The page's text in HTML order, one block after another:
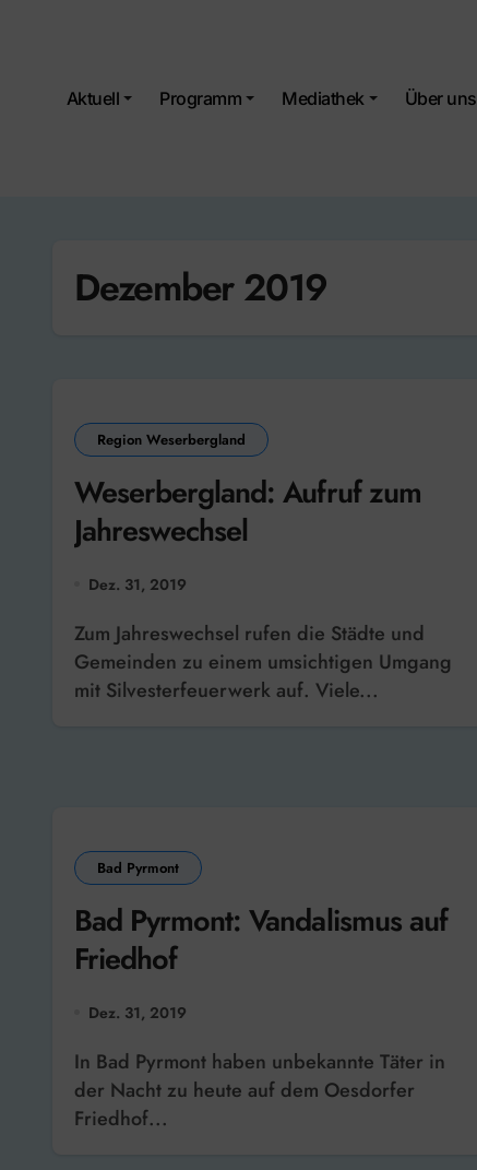
Aktuell Programm Mediathek Über uns
Dezember 2019
Region Weserbergland
Weserbergland: Aufruf zum
Jahreswechsel
Dez. 31, 2019
Zum Jahreswechsel rufen die Städte und
Gemeinden zu einem umsichtigen Umgang
mit Silvesterfeuerwerk auf. Viele...
Bad Pyrmont
Bad Pyrmont: Vandalismus auf
Friedhof
Dez. 31, 2019
In Bad Pyrmont haben unbekannte Täter in
der Nacht zu heute auf dem Oesdorfer
Friedhof...